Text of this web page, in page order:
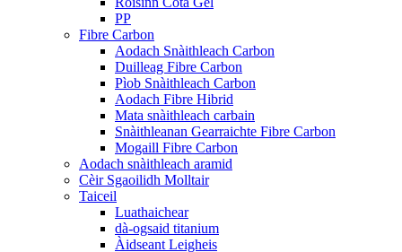
PP
Fibre Carbon
Aodach Snàithleach Carbon
Duilleag Fibre Carbon
Pìob Snàithleach Carbon
Aodach Fibre Hibrid
Mata snàithleach carbain
Snàithleanan Gearraichte Fibre Carbon
Mogaill Fibre Carbon
Aodach snàithleach aramid
Cèir Sgaoilidh Molltair
Taiceil
Luathaichear
dà-ogsaid titanium
Àidseant Leigheis